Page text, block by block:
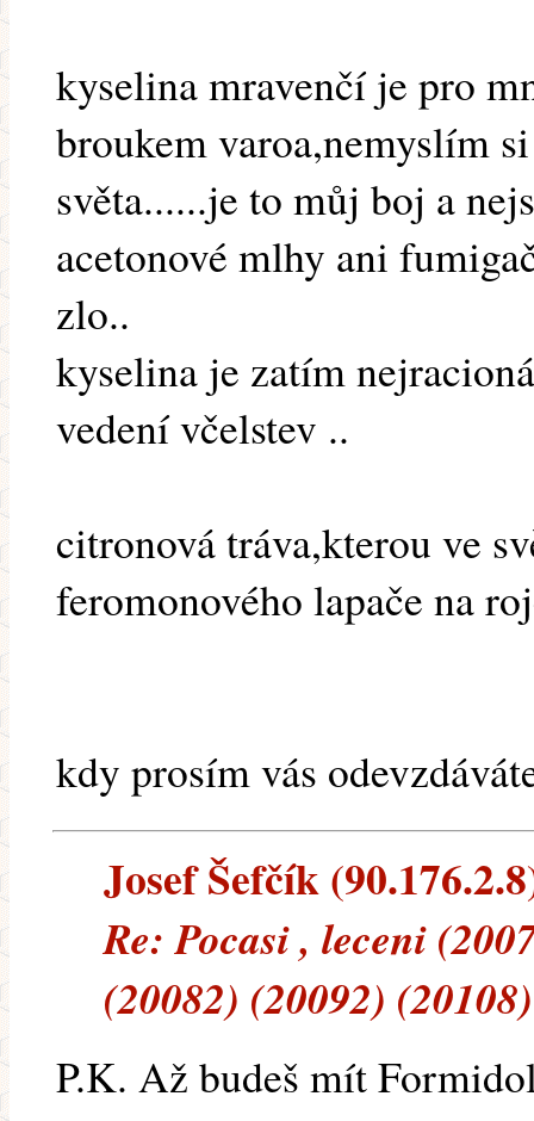
kyselina mravenčí je pro
broukem varoa,nemyslím
světa......je to můj boj a
acetonové mlhy ani
zlo..
kyselina je zatím
vedení včelstev ..
citronová tráva,kterou ve
feromonového lapače na
kdy prosím vás
Josef Šefčík
Re: Pocasi , leceni
(20082) (20092)
P.K. Až budeš mít